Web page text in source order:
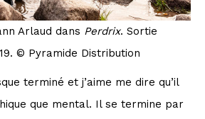
Arlaud dans Perdrix. Sortie
© Pyramide Distribution
terminé et j’aime me dire qu’il
que mental. Il se termine par